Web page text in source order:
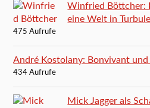
Winfried Böttcher:
eine Welt in
475 Aufrufe
André Kostolany: Bonvivant
434 Aufrufe
Mick Jagger als